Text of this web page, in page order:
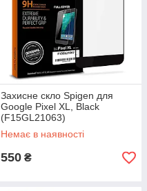
Захисне скло Spigen для
Google Pixel XL, Black
(F15GL21063)
Немає в наявності
550 ₴